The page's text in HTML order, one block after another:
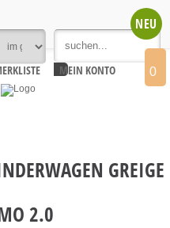
MEIN KONTO 0
GREIGE
2.0
NEU